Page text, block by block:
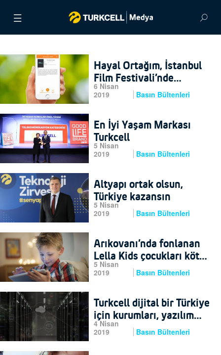
VİDEOLAR
GÖRSEL ARŞİV
İLETİŞİM
ENGLISH
6 Nisan
2019
Basın Bültenleri
Hayal Ortağım, İstanbul
Film Festivali’nde
filmlerin sesi oluyor
5 Nisan
2019
Basın Bültenleri
En İyi Yaşam Markası
Turkcell
5 Nisan
2019
Basın Bültenleri
Altyapı ortak olsun,
Türkiye kazansın
5 Nisan
2019
Basın Bültenleri
Arıkovanı’nda fonlanan
Lella Kids çocukları kötü
içeriklerden koruyacak
4 Nisan
2019
Basın Bültenleri
Turkcell dijital bir Türkiye
için kurumları, yazılım
tabanlı SD-WAN
teknolojisi ile